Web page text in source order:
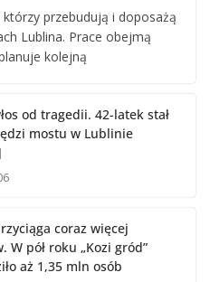
przebudują i doposażą
Lublina. Prace obejmą
kolejną
od tragedii. 42-latek stał
mostu w Lublinie
coraz więcej
W pół roku „Kozi gród”
aż 1,35 mln osób